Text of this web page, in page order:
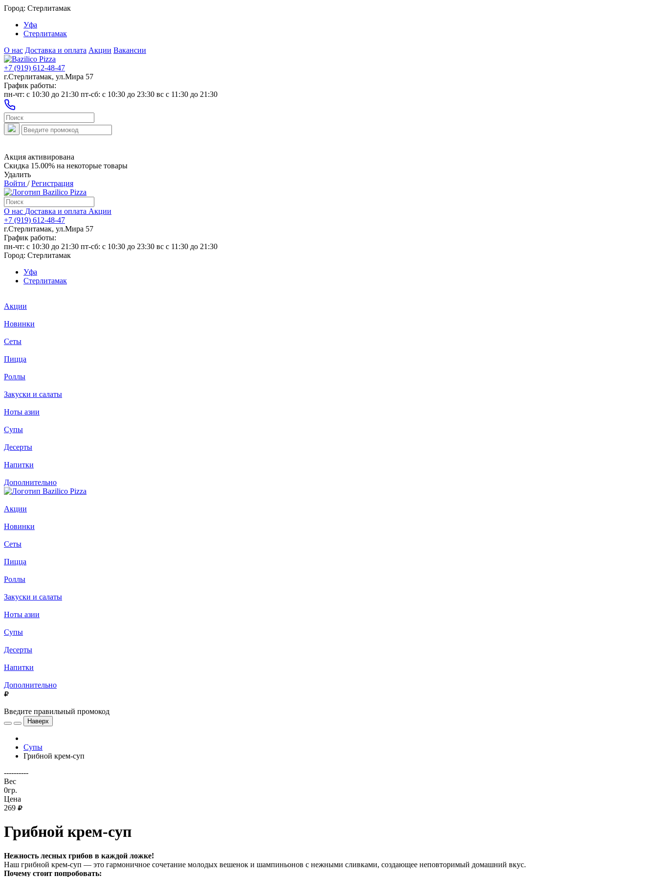
Город: Стерлитамак
Уфа
Стерлитамак
О нас Доставка и оплата Акции Вакансии
+7 (919) 612-48-47
г.Стерлитамак, ул.Мира 57
График работы:
пн-чт: c 10:30 до 21:30 пт-сб: c 10:30 до 23:30 вс с 11:30 до 21:30
Акция активирована
Скидка 15.00% на некоторые товары
Удалить
Войти /Регистрация
О нас Доставка и оплата Акции
+7 (919) 612-48-47
г.Стерлитамак, ул.Мира 57
График работы:
пн-чт: c 10:30 до 21:30 пт-сб: c 10:30 до 23:30 вс с 11:30 до 21:30
Город: Стерлитамак
Уфа
Стерлитамак
Акции
Новинки
Сеты
Пицца
Роллы
Закуски и салаты
Ноты азии
Супы
Десерты
Напитки
Дополнительно
Акции
Новинки
Сеты
Пицца
Роллы
Закуски и салаты
Ноты азии
Супы
Десерты
Напитки
Дополнительно
Введите правильный промокод
Наверх
Супы
Грибной крем-суп
----------
Вес
0гр.
Цена
269
Грибной крем-суп
Нежность лесных грибов в каждой ложке!
Наш грибной крем-суп — это гармоничное сочетание молодых вешенок и шампиньонов с нежными сливками, создающее неповторимый домашний вкус.
Почему стоит попробовать: